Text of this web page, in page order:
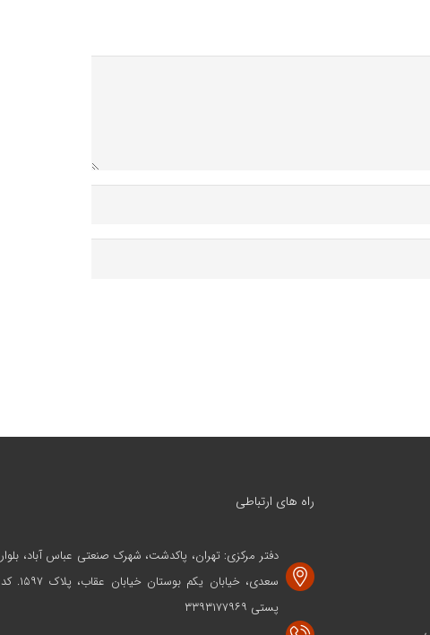
راه های ارتباطی
دفتر مرکزی: تهران، پاکدشت، شهرک صنعتی عباس آباد، بلوار
سعدی، خیابان یکم بوستان خیابان عقاب، پلاک ۱۵۹۷. کد
پستی ۳۳۹۳۱۷۷۹۶۹